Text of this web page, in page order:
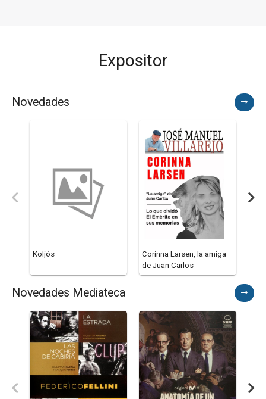
Expositor
Novedades
Koljós
Corinna Larsen, la amiga
de Juan Carlos
Novedades Mediateca